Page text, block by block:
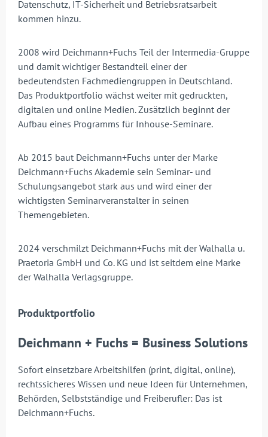
Datenschutz, IT-Sicherheit und Betriebsratsarbeit
kommen hinzu.
2008 wird Deichmann+Fuchs Teil der Intermedia-Gruppe
und damit wichtiger Bestandteil einer der
bedeutendsten Fachmediengruppen in Deutschland.
Das Produktportfolio wächst weiter mit gedruckten,
digitalen und online Medien. Zusätzlich beginnt der
Aufbau eines Programms für Inhouse-Seminare.
Ab 2015 baut Deichmann+Fuchs unter der Marke
Deichmann+Fuchs Akademie sein Seminar- und
Schulungsangebot stark aus und wird einer der
wichtigsten Seminarveranstalter in seinen
Themengebieten.
2024 verschmilzt Deichmann+Fuchs mit der Walhalla u.
Praetoria GmbH und Co. KG und ist seitdem eine Marke
der Walhalla Verlagsgruppe.
Produktportfolio
Deichmann + Fuchs = Business Solutions
Sofort einsetzbare Arbeitshilfen (print, digital, online),
rechtssicheres Wissen und neue Ideen für Unternehmen,
Behörden, Selbstständige und Freiberufler: Das ist
Deichmann+Fuchs.